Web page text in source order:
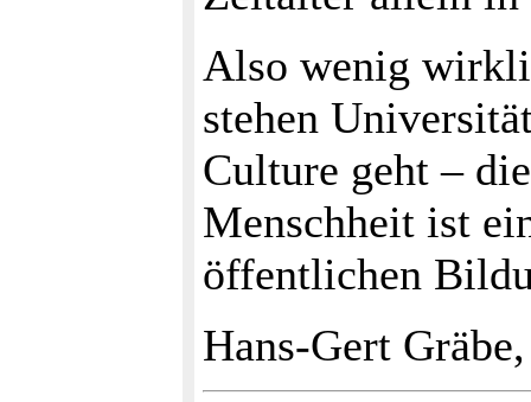
Also wenig
stehen
Culture geht –
Menschheit ist
öffentlichen
Hans-Gert